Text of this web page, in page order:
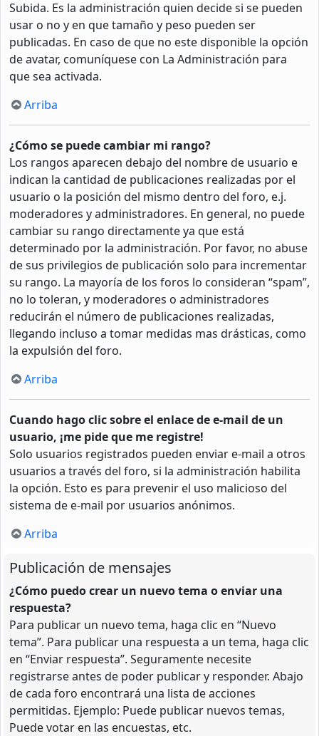
Subida. Es la administración quien decide si se pueden
usar o no y en que tamaño y peso pueden ser
publicadas. En caso de que no este disponible la opción
de avatar, comuníquese con La Administración para
que sea activada.
Arriba
¿Cómo se puede cambiar mi rango?
Los rangos aparecen debajo del nombre de usuario e
indican la cantidad de publicaciones realizadas por el
usuario o la posición del mismo dentro del foro, e.j.
moderadores y administradores. En general, no puede
cambiar su rango directamente ya que está
determinado por la administración. Por favor, no abuse
de sus privilegios de publicación solo para incrementar
su rango. La mayoría de los foros lo consideran “spam”,
no lo toleran, y moderadores o administradores
reducirán el número de publicaciones realizadas,
llegando incluso a tomar medidas mas drásticas, como
la expulsión del foro.
Arriba
Cuando hago clic sobre el enlace de e-mail de un
usuario, ¡me pide que me registre!
Solo usuarios registrados pueden enviar e-mail a otros
usuarios a través del foro, si la administración habilita
la opción. Esto es para prevenir el uso malicioso del
sistema de e-mail por usuarios anónimos.
Arriba
Publicación de mensajes
¿Cómo puedo crear un nuevo tema o enviar una
respuesta?
Para publicar un nuevo tema, haga clic en “Nuevo
tema”. Para publicar una respuesta a un tema, haga clic
en “Enviar respuesta”. Seguramente necesite
registrarse antes de poder publicar y responder. Abajo
de cada foro encontrará una lista de acciones
permitidas. Ejemplo: Puede publicar nuevos temas,
Puede votar en las encuestas, etc.